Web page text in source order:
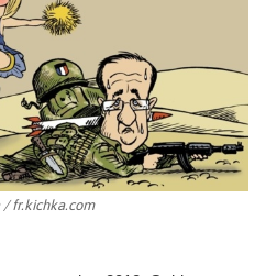
/ fr.kichka.com